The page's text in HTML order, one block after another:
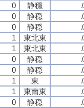
0 静穏
0 静穏
0 静穏
1 東北東
1 東北東
0 静穏
0 静穏
1 東
1 東南東
0 静穏